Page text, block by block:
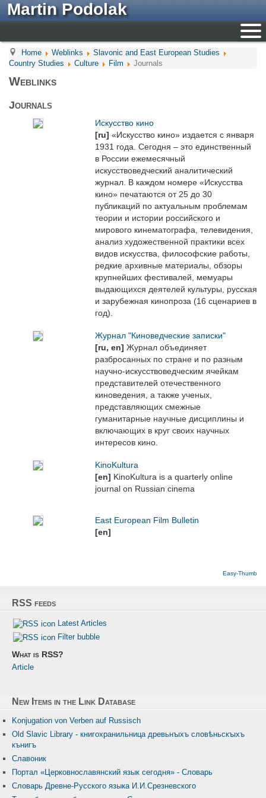
Martin Podolak
Home Weblinks
Slavonic and East European Studies
Country Studies
Culture Film Journals
Weblinks
Journals
Искусство кино
[ru] «Искусство кино» издается с января
1931 года. Сегодня – это единственный
в России ежемесячный
искусствоведческий аналитический
журнал. В каждом номере «Искусства
кино» печатаются от 25 до 30
публикаций по актуальным проблемам
теории и истории российского и
мирового кинематографа, телевидения,
анализ художественной практики всех
видов искусства, философские работы,
редкие архивные материалы, обзоры
крупнейших фестивалей, мемуары
выдающихся деятелей культуры, русская
и зарубежная кинопроза (16 сценариев в
год).
Журнал "Киноведческие записки"
[ru, en] Журнал объединяет
разбросанных по стране и по разным
научно-искусствоведческим ячейкам
представителей отечественного
киноведения, а также ученых,
представляющих смежные
гуманитарные научные дисциплины и
включающих в круг своих научных
интересов кино.
KinoKultura
[en] KinoKultura is a quarterly online
journal on Russian cinema
East European Film Bulletin
[en]
Easy-Thumb
RSS feeds
Latest Articles
Filter bubble
What is RSS?
Article
New Items in the Link Database
Konjugation von Verben auf Russisch
Old Slavic Library - книгохранильница древьнꙑхъ словѣньскꙑхъ
кънигъ
Славоник
Портал «Церковнославянский язык сегодня» - Словарь
Словарь Древне-Русского языка И.И.Срезневского